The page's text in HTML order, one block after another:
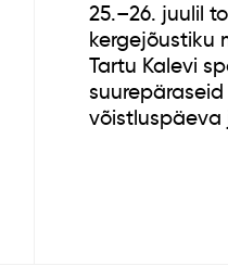
25.–26. juulil
kergejõustiku
Tartu Kalevi
võistluspäeva